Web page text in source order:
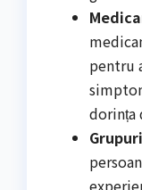
pentru
dorința